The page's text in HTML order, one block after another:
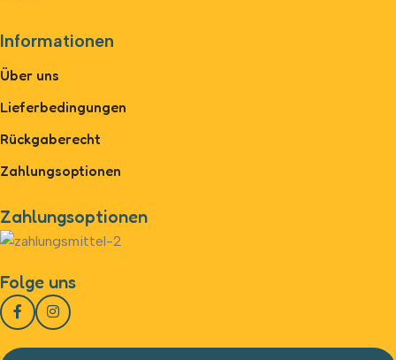
Informationen
Über uns
Lieferbedingungen
Rückgaberecht
Zahlungsoptionen
Zahlungsoptionen
Folge uns